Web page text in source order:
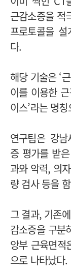
근감소증을 적
프로토콜을
다.
해당 기술은 ‘
이를 이용한
이스’라는 명
연구팀은 강
증 평가를 받
과와 악력, 의
량 검사 등을
그 결과, 기존
감소증을 구분
앙부 근육면적
으로 나타났다.